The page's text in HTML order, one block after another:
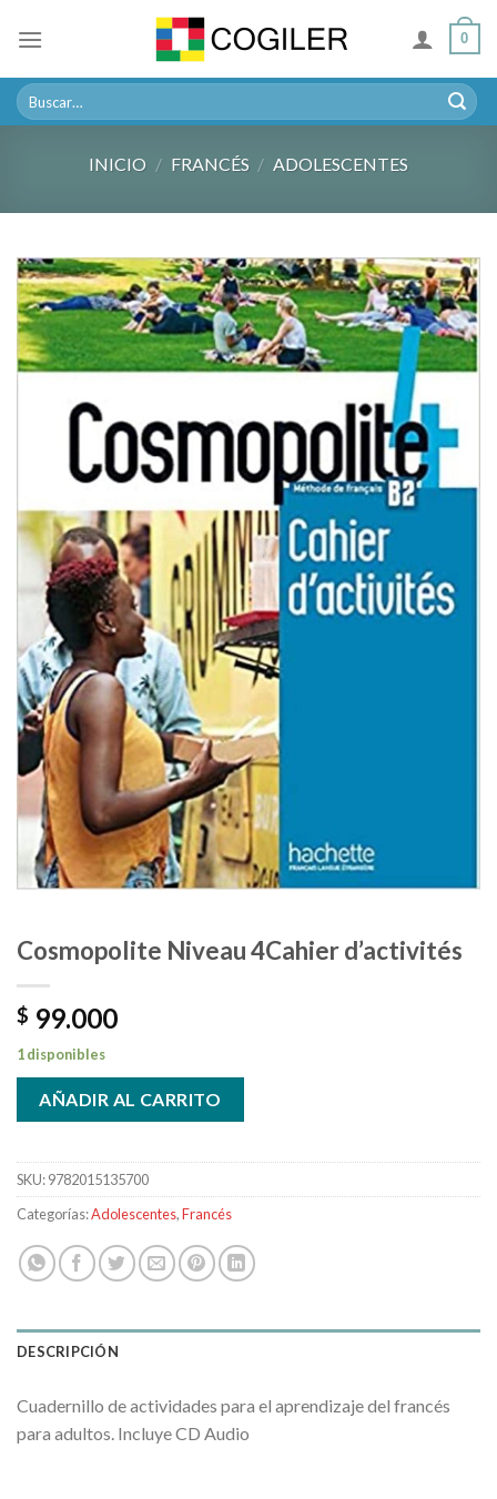
0
Buscar
por:
INICIO / FRANCÉS / ADOLESCENTES
Cosmopolite Niveau 4Cahier d’activités
$ 99.000
1 disponibles
AÑADIR AL CARRITO
SKU:9782015135700
Categorías:Adolescentes,Francés
DESCRIPCIÓN
Cuadernillo de actividades para el aprendizaje del francés
para adultos. Incluye CD Audio